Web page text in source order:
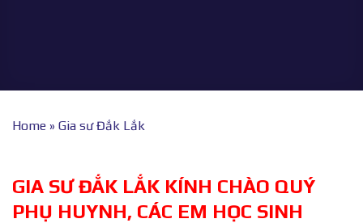
Home » Gia sư Đắk Lắk
GIA SƯ ĐẮK LẮK KÍNH CHÀO QUÝ
PHỤ HUYNH, CÁC EM HỌC SINH